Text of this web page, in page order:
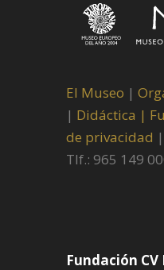
El Museo |
| Didáctica |
de privacidad |
Tlf.: 965 149
Fundación CV